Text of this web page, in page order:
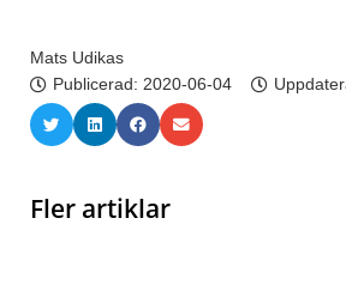
Mats Udikas
Publicerad: 2020-06-04
Fler artiklar